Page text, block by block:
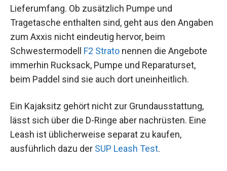
Lieferumfang. Ob zusätzlich Pumpe und
Tragetasche enthalten sind, geht aus den Angaben
zum Axxis nicht eindeutig hervor, beim
Schwestermodell F2 Strato nennen die Angebote
immerhin Rucksack, Pumpe und Reparaturset,
beim Paddel sind sie auch dort uneinheitlich.
Ein Kajaksitz gehört nicht zur Grundausstattung,
lässt sich über die D-Ringe aber nachrüsten. Eine
Leash ist üblicherweise separat zu kaufen,
ausführlich dazu der SUP Leash Test.